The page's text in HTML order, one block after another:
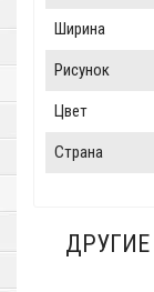
Ширина
Рисунок
Цвет
Страна